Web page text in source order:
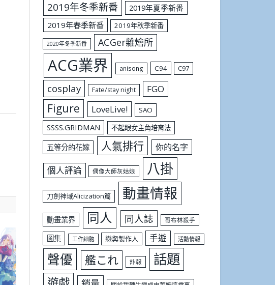
2019年冬季新番
2019年夏季新番
2019年春季新番
2019年秋季新番
2020年冬季新番 ACGer雜燴所
ACG業界 anisong C94 C97
cosplay Fate/stay night FGO
Figure LoveLive! SAO
SSSS.GRIDMAN 不起眼女主角培育法
五等分的花嫁 人氣排行 你的名字
個人評論 偶像大師灰姑娘 八掛
刀劍神域Alicization篇 動畫情報
動畫業界 同人 同人誌 哥布林殺手
圖集 工作細胞 戀與製作人 手遊 活動情報
聲優 艦これ 訃報 話題